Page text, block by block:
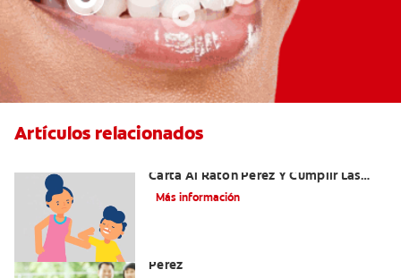
Artículos relacionados
Carta Al Ratón Pérez Y Cumplir Las
Fantasías De Su Hijo/A
Más información
Pérez